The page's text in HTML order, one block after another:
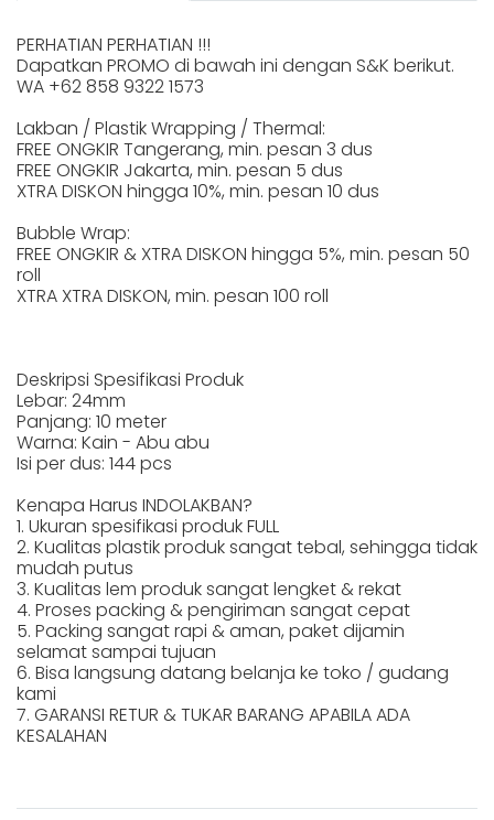
PERHATIAN PERHATIAN !!!
Dapatkan PROMO di bawah ini dengan S&K berikut.
WA +62 858 9322 1573
Lakban / Plastik Wrapping / Thermal:
FREE ONGKIR Tangerang, min. pesan 3 dus
FREE ONGKIR Jakarta, min. pesan 5 dus
XTRA DISKON hingga 10%, min. pesan 10 dus
Bubble Wrap:
FREE ONGKIR & XTRA DISKON hingga 5%, min. pesan 50
roll
XTRA XTRA DISKON, min. pesan 100 roll
Deskripsi Spesifikasi Produk
Lebar: 24mm
Panjang: 10 meter
Warna: Kain - Abu abu
Isi per dus: 144 pcs
Kenapa Harus INDOLAKBAN?
1. Ukuran spesifikasi produk FULL
2. Kualitas plastik produk sangat tebal, sehingga tidak
mudah putus
3. Kualitas lem produk sangat lengket & rekat
4. Proses packing & pengiriman sangat cepat
5. Packing sangat rapi & aman, paket dijamin
selamat sampai tujuan
6. Bisa langsung datang belanja ke toko / gudang
kami
7. GARANSI RETUR & TUKAR BARANG APABILA ADA
KESALAHAN